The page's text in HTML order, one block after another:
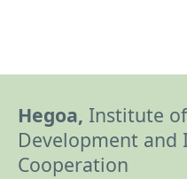
Hegoa, Institute
Development and
Cooperation